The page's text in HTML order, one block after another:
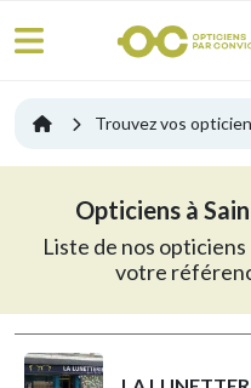
Trouvez vos
Opticiens à
Liste de nos
votre